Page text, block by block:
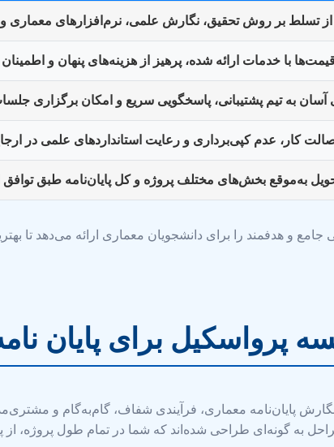
از تسلط بر روش تحقیق، نگارش علمی، نرم‌افزارهای معماری و
با خدمات ارائه شده، پرهیز از هزینه‌های پنهان و
به تیم پشتیبانی، پاسخگویی سریع و امکان برگزاری
کار، عدم کپی‌برداری و رعایت استانداردهای علمی در
به‌موقع بخش‌های مختلف پروژه و کل پایان‌نامه طبق توافق
جامع و هدفمند را برای دانشجویان معماری ارائه می‌دهد تا
پرواسکیل برای پایان
نگارش پایان‌نامه معماری، فرآیندی شفاف، گام‌به‌گام و
مراحل به گونه‌ای طراحی شده‌اند که شما در تمام طول پروژه،